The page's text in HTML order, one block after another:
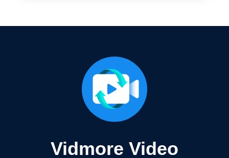
Vidmore Video